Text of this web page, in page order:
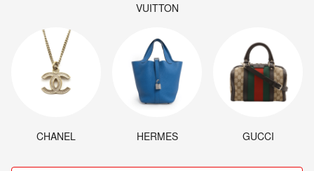
VUITTON
CHANEL HERMES GUCCI